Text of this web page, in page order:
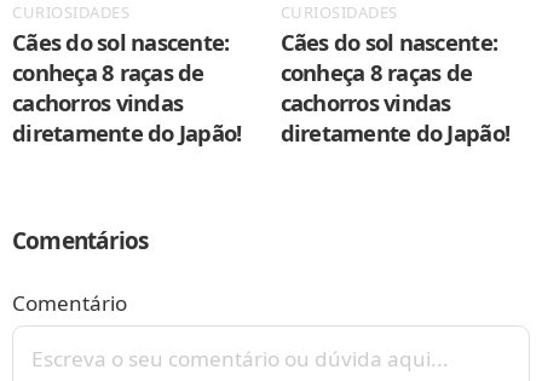
CURIOSIDADES
Cães do sol nascente:
conheça 8 raças de
cachorros vindas
diretamente do Japão!
CURIOSIDADES
Cães do sol nascente:
conheça 8 raças de
cachorros vindas
diretamente do Japão!
Comentários
Comentário